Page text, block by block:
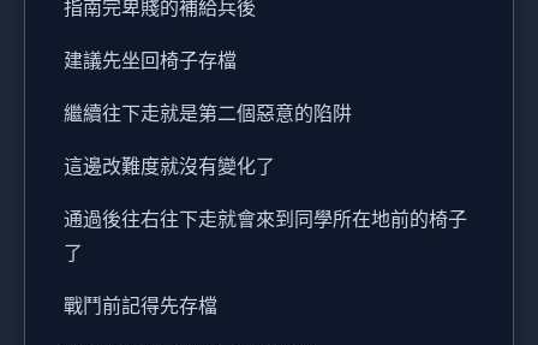
指南完卑賤的補給兵後
建議先坐回椅子存檔
繼續往下走就是第二個惡意的陷阱
這邊改難度就沒有變化了
通過後往右往下走就會來到同學所在地前的椅子
了
戰鬥前記得先存檔